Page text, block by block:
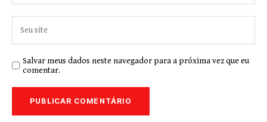
Salvar meus dados neste navegador para a próxima vez que eu
comentar.